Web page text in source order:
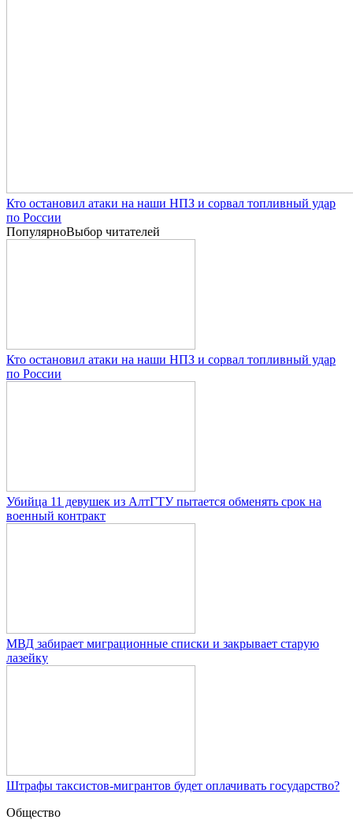
Кто остановил атаки на наши НПЗ и сорвал топливный удар
по России
ПопулярноВыбор читателей
Кто остановил атаки на наши НПЗ и сорвал топливный удар
по России
Убийца 11 девушек из АлтГТУ пытается обменять срок на
военный контракт
МВД забирает миграционные списки и закрывает старую
лазейку
Штрафы таксистов-мигрантов будет оплачивать государство?
Общество